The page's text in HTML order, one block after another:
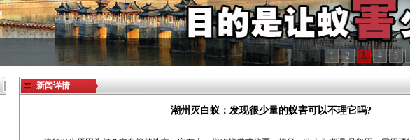
1 2 3 4 5
新闻详情
潮州灭白蚁：发现很少量的蚁害可以不理它吗?